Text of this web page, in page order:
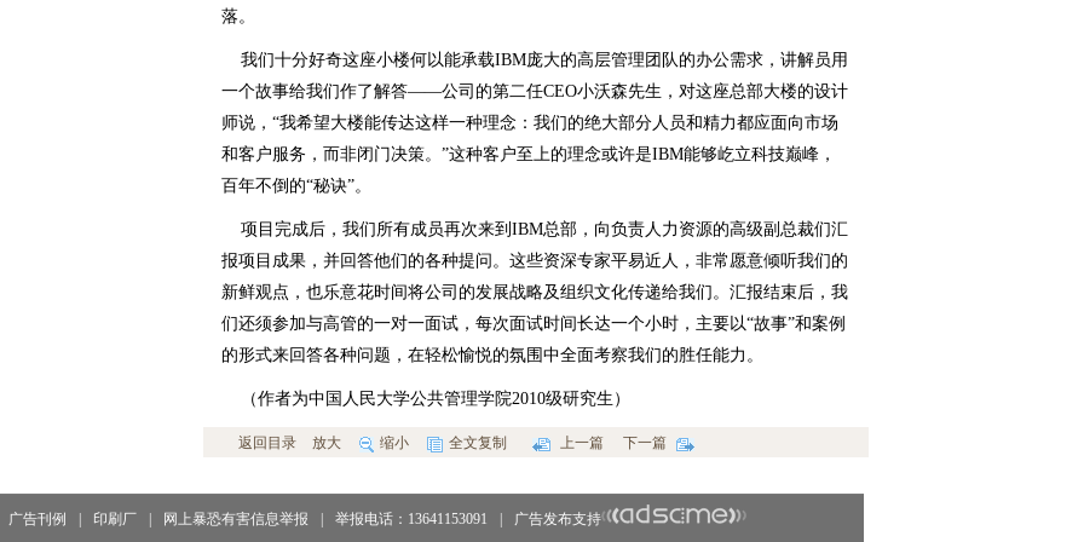
落。
我们十分好奇这座小楼何以能承载IBM庞大的高层管理团队的办公需求，讲解员用
一个故事给我们作了解答——公司的第二任CEO小沃森先生，对这座总部大楼的设计
师说，“我希望大楼能传达这样一种理念：我们的绝大部分人员和精力都应面向市场
和客户服务，而非闭门决策。”这种客户至上的理念或许是IBM能够屹立科技巅峰，
百年不倒的“秘诀”。
项目完成后，我们所有成员再次来到IBM总部，向负责人力资源的高级副总裁们汇
报项目成果，并回答他们的各种提问。这些资深专家平易近人，非常愿意倾听我们的
新鲜观点，也乐意花时间将公司的发展战略及组织文化传递给我们。汇报结束后，我
们还须参加与高管的一对一面试，每次面试时间长达一个小时，主要以“故事”和案例
的形式来回答各种问题，在轻松愉悦的氛围中全面考察我们的胜任能力。
（作者为中国人民大学公共管理学院2010级研究生）
返回目录 放大 缩小 全文复制 上一篇 下一篇
广告刊例 印刷厂 网上暴恐有害信息举报 举报电话：13641153091 广告发布支持